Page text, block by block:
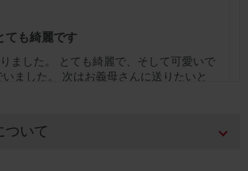
ても綺麗です
ました。 とても綺麗で、そして可愛いで
ました。 次はお義母さんに送りたいと
色) Sサイズ Happy Birthday カード付き
ついて